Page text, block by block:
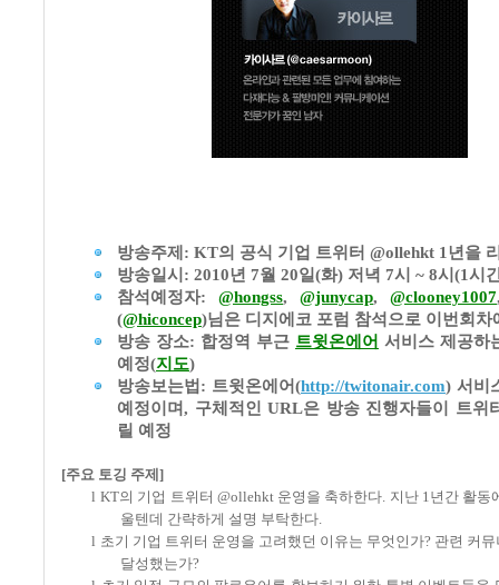
방송주제: KT의 공식 기업 트위터 @ollehkt 1년을
방송일시: 2010년 7월 20일(화) 저녁 7시 ~ 8시(1시
참석예정자:
@hongss, @junycap, @clooney1007
(@hiconcep)님은 디지에코 포럼 참석으로 이번회차
방송 장소: 합정역 부근 트윗온에어 서비스 제공하
예정(지도)
방송보는법: 트윗온에어(http://twitonair.com) 서비
예정이며, 구체적인 URL은 방송 진행자들이 트위
릴 예정
[주요 토깅 주제 ]
l KT의 기업 트위터 @ollehkt 운영을 축하한다 지난1 년간 활동
울텐데 간략하게 설명 부탁한다
l 초기 기업 트위터 운영을 고려했던 이유는 무엇인가? 관련 커
달성했는가?